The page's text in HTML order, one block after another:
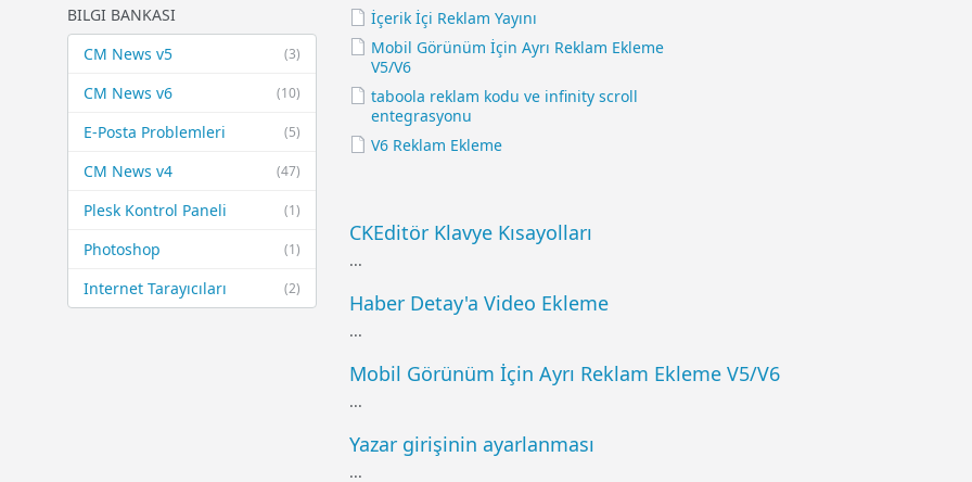
BILGI BANKASI
(3)
CM News v5
(10)
CM News v6
(5)
E-Posta Problemleri
(47)
CM News v4
(1)
Plesk Kontrol Paneli
(1)
Photoshop
(2)
Internet Tarayıcıları
İçerik İçi Reklam Yayını
Mobil Görünüm İçin Ayrı Reklam Ekleme
V5/V6
taboola reklam kodu ve infinity scroll
entegrasyonu
V6 Reklam Ekleme
CKEditör Klavye Kısayolları
...
Haber Detay'a Video Ekleme
...
Mobil Görünüm İçin Ayrı Reklam Ekleme V5/V6
...
Yazar girişinin ayarlanması
...